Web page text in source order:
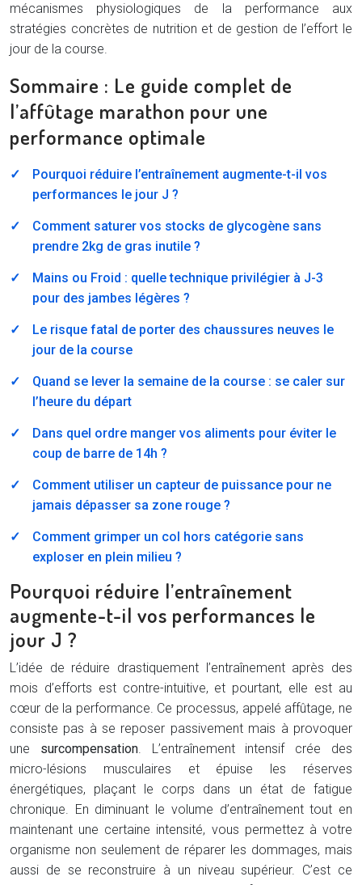
mécanismes physiologiques de la performance aux
stratégies concrètes de nutrition et de gestion de l’effort le
jour de la course.
Sommaire : Le guide complet de
l’affûtage marathon pour une
performance optimale
Pourquoi réduire l’entraînement augmente-t-il vos
performances le jour J ?
Comment saturer vos stocks de glycogène sans
prendre 2kg de gras inutile ?
Mains ou Froid : quelle technique privilégier à J-3
pour des jambes légères ?
Le risque fatal de porter des chaussures neuves le
jour de la course
Quand se lever la semaine de la course : se caler sur
l’heure du départ
Dans quel ordre manger vos aliments pour éviter le
coup de barre de 14h ?
Comment utiliser un capteur de puissance pour ne
jamais dépasser sa zone rouge ?
Comment grimper un col hors catégorie sans
exploser en plein milieu ?
Pourquoi réduire l’entraînement
augmente-t-il vos performances le
jour J ?
L’idée de réduire drastiquement l’entraînement après des
mois d’efforts est contre-intuitive, et pourtant, elle est au
cœur de la performance. Ce processus, appelé affûtage, ne
consiste pas à se reposer passivement mais à provoquer
une surcompensation. L’entraînement intensif crée des
micro-lésions musculaires et épuise les réserves
énergétiques, plaçant le corps dans un état de fatigue
chronique. En diminuant le volume d’entraînement tout en
maintenant une certaine intensité, vous permettez à votre
organisme non seulement de réparer les dommages, mais
aussi de se reconstruire à un niveau supérieur. C’est ce